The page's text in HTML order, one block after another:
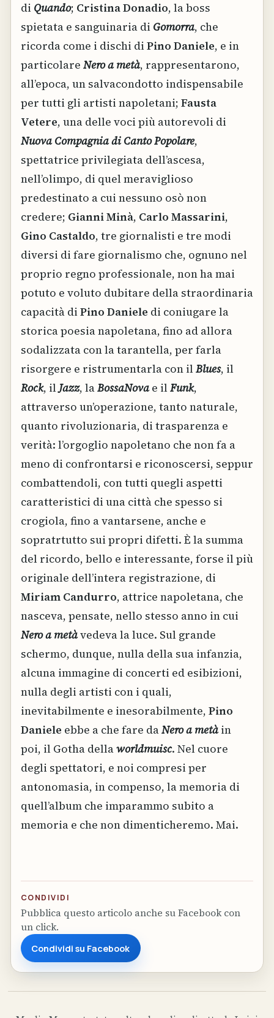
di Quando; Cristina Donadio, la boss
spietata e sanguinaria di Gomorra, che
ricorda come i dischi diPino Daniele, e in
particolare Nero a metà, rappresentarono,
all’epoca, un salvacondotto indispensabile
per tutti gli artisti napoletani; Fausta
Vetere, una delle voci più autorevoli di
Nuova Compagnia di Canto Popolare,
spettatrice privilegiata dell’ascesa,
nell’olimpo, di quel meraviglioso
predestinato a cui nessuno osò non
credere; Gianni Minà, Carlo Massarini,
Gino Castaldo, tre giornalisti e tre modi
diversi di fare giornalismo che, ognuno nel
proprio regno professionale, non ha mai
potuto e voluto dubitare della straordinaria
capacità diPino Daniele di coniugare la
storica poesia napoletana, fino ad allora
sodalizzata con la tarantella, per farla
risorgere e ristrumentarla con ilBlues, il
Rock, ilJazz, laBossaNovae ilFunk,
attraverso un’operazione, tanto naturale,
quanto rivoluzionaria, di trasparenza e
verità: l’orgoglio napoletano che non fa a
meno di confrontarsi e riconoscersi, seppur
combattendoli, con tutti quegli aspetti
caratteristici di una città che spesso si
crogiola, fino a vantarsene, anche e
sopratrtutto sui propri difetti. È la summa
del ricordo, bello e interessante, forse il più
originale dell’intera registrazione, di
Miriam Candurro, attrice napoletana, che
nasceva, pensate, nello stesso anno in cui
Nero a metàvedeva la luce. Sul grande
schermo, dunque, nulla della sua infanzia,
alcuna immagine di concerti ed esibizioni,
nulla degli artisti con i quali,
inevitabilmente e inesorabilmente, Pino
Daniele ebbe a che fare daNero a metàin
poi, il Gotha dellaworldmuisc. Nel cuore
degli spettatori, e noi compresi per
antonomasia, in compenso, la memoria di
quell’album che imparammo subito a
memoria e che non dimenticheremo. Mai.
CONDIVIDI
Pubblica questo articolo anche su Facebook con
un click.
Condividi su Facebook